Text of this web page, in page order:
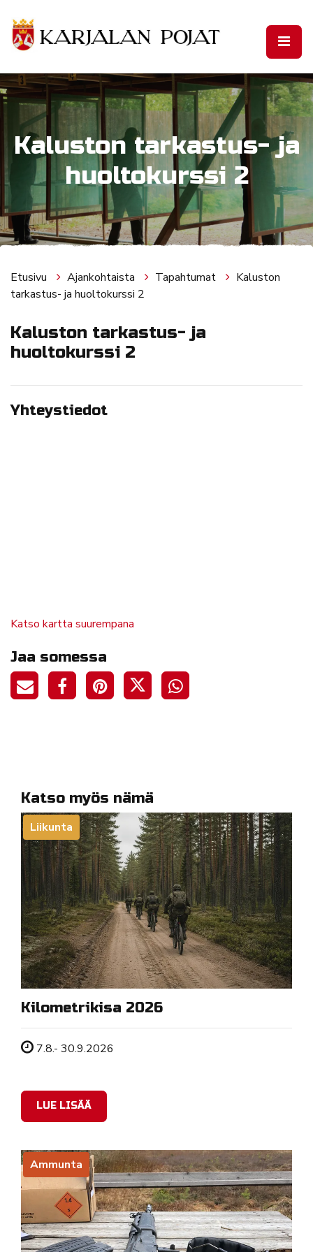
Kaluston tarkastus- ja
huoltokurssi 2
Etusivu Ajankohtaista Tapahtumat
Kaluston
tarkastus- ja huoltokurssi 2
Kaluston tarkastus- ja
huoltokurssi 2
Yhteystiedot
Katso kartta suurempana
Jaa somessa
Katso myös nämä
Liikunta
Kilometrikisa 2026
Tapahtuman ajankohta
7.8.- 30.9.2026
LUE LISÄÄ
Ammunta